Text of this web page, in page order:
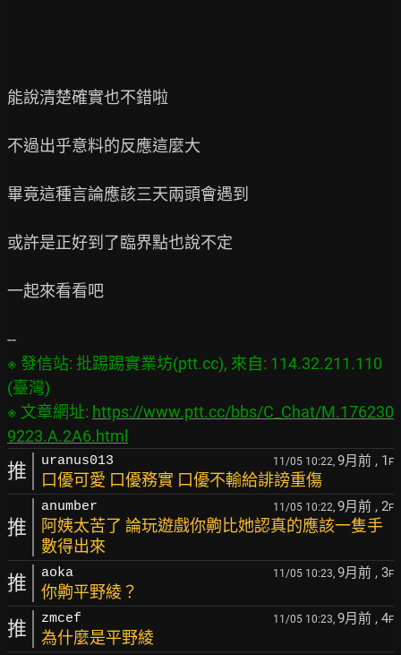
能說清楚確實也不錯啦
不過出乎意料的反應這麼大
畢竟這種言論應該三天兩頭會遇到
或許是正好到了臨界點也說不定
一起來看看吧
※ 發信站: 批踢踢實業坊(ptt.cc), 來自: 114.32.211.110
(臺灣)
※ 文章網址: https://www.ptt.cc/bbs/C_Chat/M.176230
9223.A.2A6.html
推 uranus013 11/05 10:22, 9月前 , 1 F
口優可愛 口優務實 口優不輸給誹謗重傷
推
anumber 11/05 10:22, 9月前 , 2F
阿姨太苦了 論玩遊戲你齁比她認真的應該一隻手
數得出來
推 aoka 11/05 10:23, 9月前 , 3F
你齁平野綾？
推 zmcef 11/05 10:23, 9月前 , 4F
為什麼是平野綾